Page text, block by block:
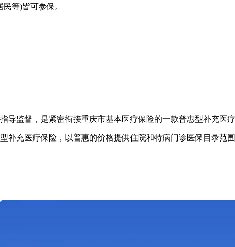
等)皆可参保。
导监督，是紧密衔接重庆市基本医疗保险的一款普惠型补充医
补充医疗保险，以普惠的价格提供住院和特病门诊医保目录